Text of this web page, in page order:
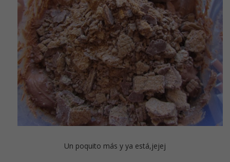
Un poquito más y ya está,jejej